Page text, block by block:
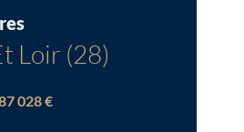
Loir (28)
028 €